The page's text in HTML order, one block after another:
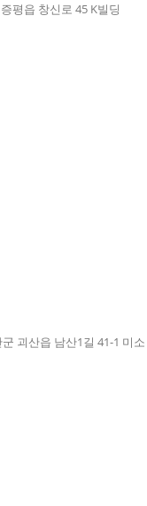
평읍 창신로 45 K빌딩
괴산읍 남산1길 41-1 미소